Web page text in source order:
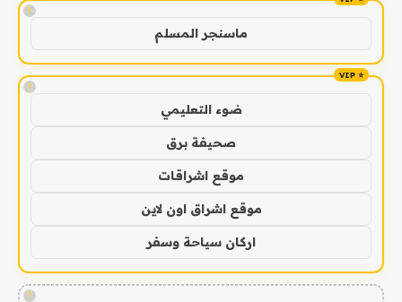
!
ماسنجر المسلم
!
ضوء التعليمي
صحيفة برق
موقع اشراقات
موقع اشراق اون لاين
اركان سياحة وسفر
!